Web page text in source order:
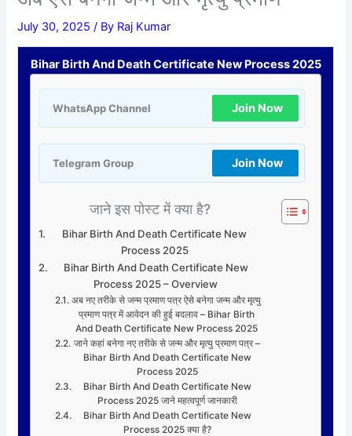
July 30, 2025/ By Raj Kumar
Bihar Birth And Death Certificate New Process 2025
WhatsApp Channel Join Now
Telegram Group Join Now
जाने इस पोस्ट में क्या है?
Bihar Birth And Death Certificate New
Process 2025
Bihar Birth And Death Certificate New
Process 2025 – Overview
अब नए तरीके से जन्म प्रमाण पत्र ऐसे बनेगा जन्म और मृत्यु
प्रमाण पत्र में आवेदन की हुई बदलाव – Bihar Birth
And Death Certificate New Process 2025
जाने कहां बनेगा नए तरीके से जन्म और मृत्यु प्रमाण पत्र –
Bihar Birth And Death Certificate New
Process 2025
Bihar Birth And Death Certificate New
Process 2025 जाने महत्वपूर्ण जानकारी
Bihar Birth And Death Certificate New
Process 2025 क्या है?